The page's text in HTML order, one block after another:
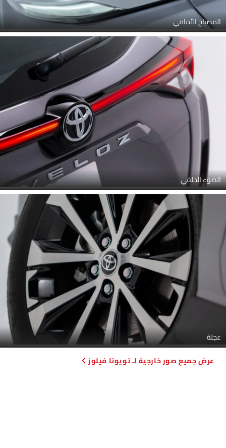
المصباح الأمامي
الضوء الخلفي
عجلة
صور خارجية لـ تويوتا فيلوز